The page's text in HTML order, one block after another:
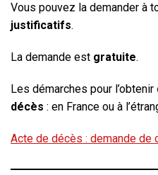
Vous pouvez la demander à
justificatifs.
La demande est gratuite.
Les démarches pour l’obtenir
décès : en France ou à
Acte de décès : demande de